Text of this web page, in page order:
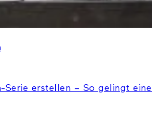
Serie erstellen – So gelingt